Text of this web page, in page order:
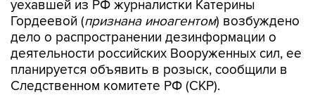
уехавшей из РФ журналистки Катерины
Гордеевой (признана иноагентом) возбуждено
дело о распространении дезинформации о
деятельности российских Вооруженных сил, ее
планируется объявить в розыск, сообщили в
Следственном комитете РФ (СКР).